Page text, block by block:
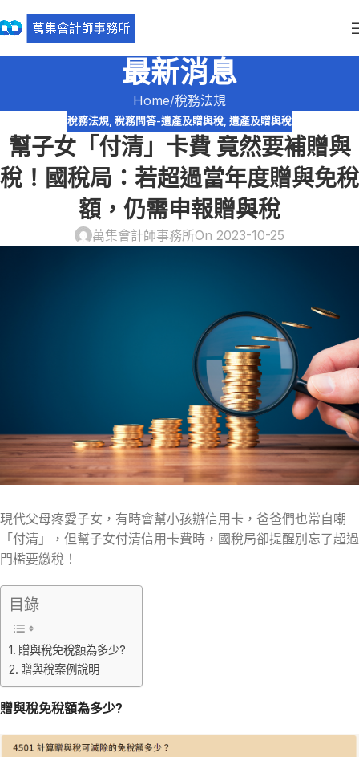
最新消息
Home 稅務法規
稅務法規, 稅務問答-遺產及贈與稅, 遺產及贈與稅
幫子女「付清」卡費 竟然要補贈與
稅！國稅局：若超過當年度贈與免稅
額，仍需申報贈與稅
萬集會計師事務所On 2023-10-25
現代父母疼愛子女，有時會幫小孩辦信用卡，爸爸們也常自嘲
「付清」，但幫子女付清信用卡費時，國稅局卻提醒別忘了超過
門檻要繳稅！
目錄
贈與稅免稅額為多少?
贈與稅案例說明
贈與稅免稅額為多少?